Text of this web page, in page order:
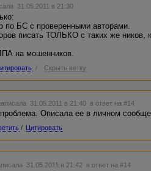
31.05.2011 в 21:30
по БС с проверенными авторами.
писать ТОЛЬКО с таких же ников,
на мошенников.
/ Скрыть ветку
31.05.2011 в 21:40 в ответ на #14
проблема. Описала ее в личном
/ Цитировать
31.05.2011 в 21:42 в ответ на #14